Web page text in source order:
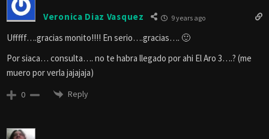
Veronica Diaz Vasquez 9 years ago
Ufffff….gracias monito!!!! En serio….gracias…. 🙂
Por siaca… consulta…. no te habra llegado por ahi El Aro 3….? (me
muero por verla jajajaja)
0 Reply